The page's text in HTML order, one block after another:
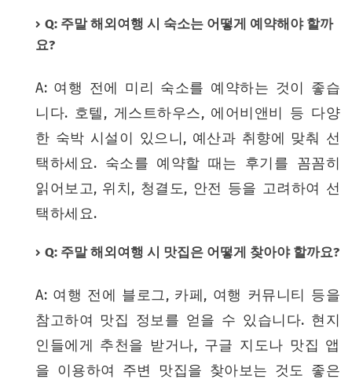
Q: 주말 해외여행 시 숙소는 어떻게 예약해야 할까
요?
A: 여행 전에 미리 숙소를 예약하는 것이 좋습
니다. 호텔, 게스트하우스, 에어비앤비 등 다양
한 숙박 시설이 있으니, 예산과 취향에 맞춰 선
택하세요. 숙소를 예약할 때는 후기를 꼼꼼히
읽어보고, 위치, 청결도, 안전 등을 고려하여 선
택하세요.
Q: 주말 해외여행 시 맛집은 어떻게 찾아야 할까요?
A: 여행 전에 블로그, 카페, 여행 커뮤니티 등을
참고하여 맛집 정보를 얻을 수 있습니다. 현지
인들에게 추천을 받거나, 구글 지도나 맛집 앱
을 이용하여 주변 맛집을 찾아보는 것도 좋은